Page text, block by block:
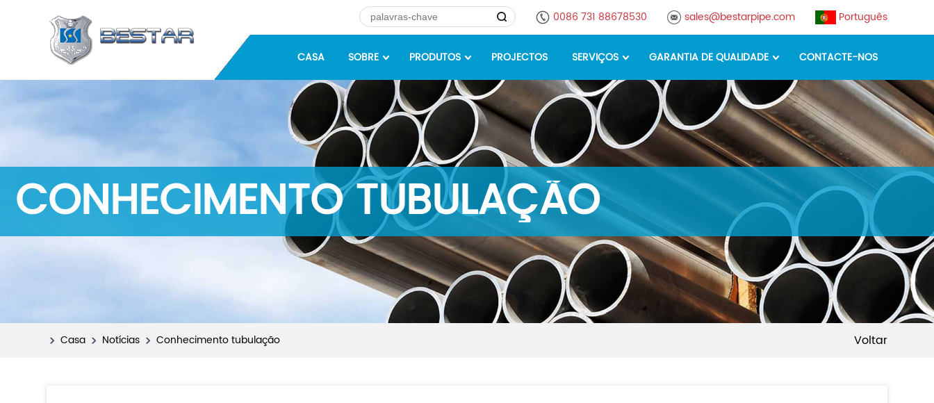
0086 731 88678530 sales@bestarpipe.com Português
CASA SOBRE PRODUTOS PROJECTOS SERVIÇOS GARANTIA DE QUALIDADE CONTACTE-NOS
CONHECIMENTO TUBULAÇÃO
Voltar
Casa Notícias Conhecimento tubulação